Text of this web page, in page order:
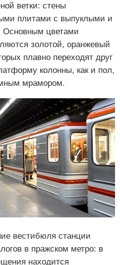
ветки: стены
плитами с выпуклыми и
цветами
золотой, оранжевый
плавно переходят друг
колонны, как и пол,
мрамором.
вестибюля станции
в пражском метро: в
находится